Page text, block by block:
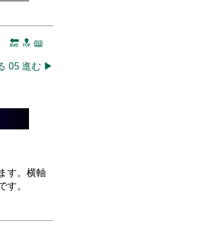
🔚 🔝 📖
05進む ▶
す。横軸
。